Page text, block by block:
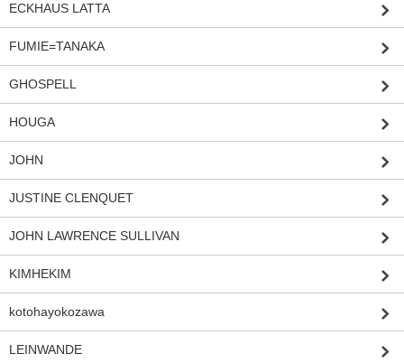
ECKHAUS LATTA
FUMIE=TANAKA
GHOSPELL
HOUGA
JOHN
JUSTINE CLENQUET
JOHN LAWRENCE SULLIVAN
KIMHEKIM
kotohayokozawa
LEINWANDE